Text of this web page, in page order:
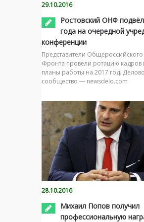
29.10.2016
Ростовский ОНФ
года на очередной
конференции
Представители
Фронта провели ротацию кадров
планы работы на 2017 год.
сообщество — newsdelo.com
28.10.2016
Михаил Попов получил
профессиональную